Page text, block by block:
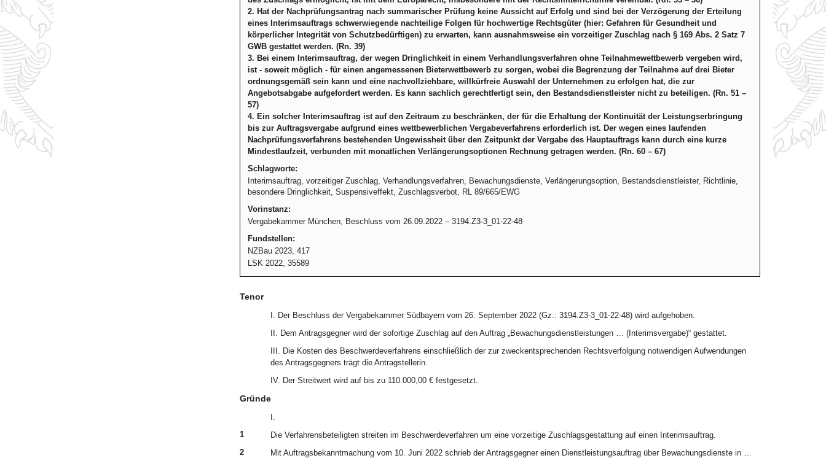
2. Hat der Nachprüfungsantrag nach summarischer Prüfung keine Aussicht auf Erfolg und sind bei der Verzögerung der Erteilung
eines Interimsauftrags schwerwiegende nachteilige Folgen für hochwertige Rechtsgüter (hier: Gefahren für Gesundheit und
körperlicher Integrität von Schutzbedürftigen) zu erwarten, kann ausnahmsweise ein vorzeitiger Zuschlag nach § 169 Abs. 2 Satz 7
GWB gestattet werden. (Rn. 39)
3. Bei einem Interimsauftrag, der wegen Dringlichkeit in einem Verhandlungsverfahren ohne Teilnahmewettbewerb vergeben wird,
ist - soweit möglich - für einen angemessenen Bieterwettbewerb zu sorgen, wobei die Begrenzung der Teilnahme auf drei Bieter
ordnungsgemäß sein kann und eine nachvollziehbare, willkürfreie Auswahl der Unternehmen zu erfolgen hat, die zur
Angebotsabgabe aufgefordert werden. Es kann sachlich gerechtfertigt sein, den Bestandsdienstleister nicht zu beteiligen. (Rn. 51 –
57)
4. Ein solcher Interimsauftrag ist auf den Zeitraum zu beschränken, der für die Erhaltung der Kontinuität der Leistungserbringung
bis zur Auftragsvergabe aufgrund eines wettbewerblichen Vergabeverfahrens erforderlich ist. Der wegen eines laufenden
Nachprüfungsverfahrens bestehenden Ungewissheit über den Zeitpunkt der Vergabe des Hauptauftrags kann durch eine kurze
Mindestlaufzeit, verbunden mit monatlichen Verlängerungsoptionen Rechnung getragen werden. (Rn. 60 – 67)
Schlagworte:
Interimsauftrag, vorzeitiger Zuschlag, Verhandlungsverfahren, Bewachungsdienste, Verlängerungsoption, Bestandsdienstleister, Richtlinie,
besondere Dringlichkeit, Suspensiveffekt, Zuschlagsverbot, RL 89/665/EWG
Vorinstanz:
Vergabekammer München, Beschluss vom 26.09.2022 – 3194.Z3-3_01-22-48
Fundstellen:
NZBau 2023, 417
LSK 2022, 35589
Tenor
I. Der Beschluss der Vergabekammer Südbayern vom 26. September 2022 (Gz.: 3194.Z3-3_01-22-48) wird aufgehoben.
II. Dem Antragsgegner wird der sofortige Zuschlag auf den Auftrag „Bewachungsdienstleistungen … (Interimsvergabe)“ gestattet.
III. Die Kosten des Beschwerdeverfahrens einschließlich der zur zweckentsprechenden Rechtsverfolgung notwendigen Aufwendungen
des Antragsgegners trägt die Antragstellerin.
IV. Der Streitwert wird auf bis zu 110.000,00 € festgesetzt.
Gründe
I.
1
Die Verfahrensbeteiligten streiten im Beschwerdeverfahren um eine vorzeitige Zuschlagsgestattung auf einen Interimsauftrag.
2
Mit Auftragsbekanntmachung vom 10. Juni 2022 schrieb der Antragsgegner einen Dienstleistungsauftrag über Bewachungsdienste in …